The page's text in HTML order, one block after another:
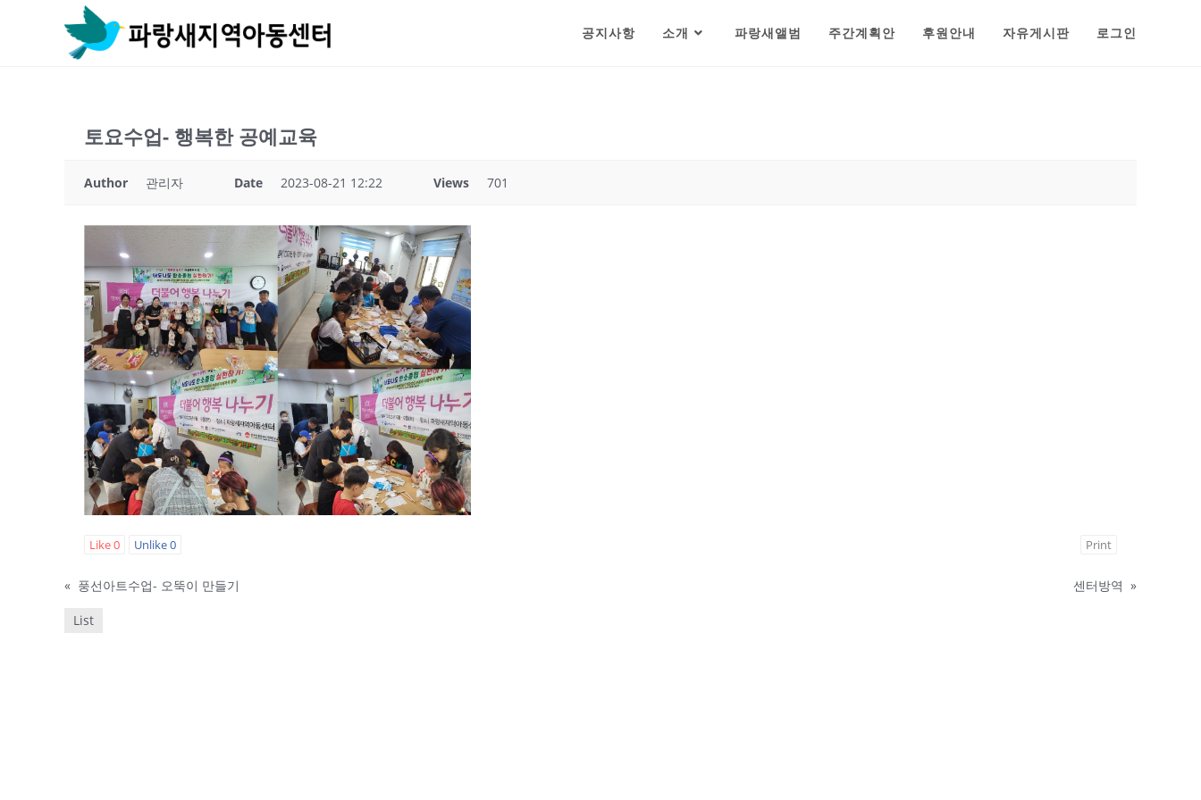
공지사항 소개 파랑새앨범 주간계획안 후원안내 자유게시판 로그인
토요수업- 행복한 공예교육
Author 관리자 Date 2023-08-21 12:22 Views 701
Like0 Unlike0 Print
« 풍선아트수업- 오뚝이 만들기 센터방역 »
List